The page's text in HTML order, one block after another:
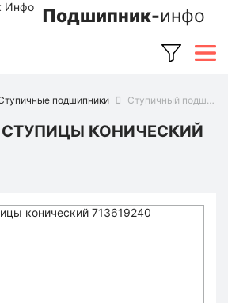
Подшипник-инфо
подшипники Ступичный подшипник 713619240 (FAG)
КОНИЧЕСКИЙ